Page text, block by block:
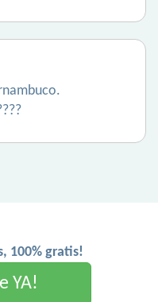
100% gratis!
YA!